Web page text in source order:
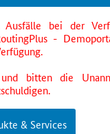
bei der
-
bitten die
& Services